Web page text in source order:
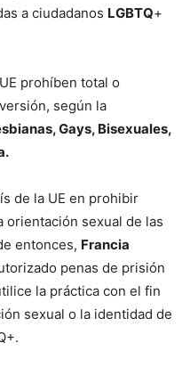
a ciudadanos LGBTQ+
prohíben total o
según la
Gays, Bisexuales,
de la UE en prohibir
orientación sexual de las
entonces, Francia
penas de prisión
la práctica con el fin
sexual o la identidad de